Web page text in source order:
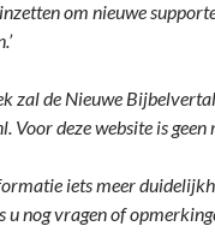
om nieuwe
zal de Nieuwe
Voor deze website is
iets meer
u nog vragen of